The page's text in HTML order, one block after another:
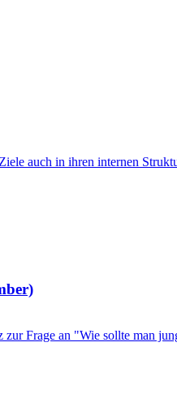
auch in ihren internen
Frage an "Wie sollte man